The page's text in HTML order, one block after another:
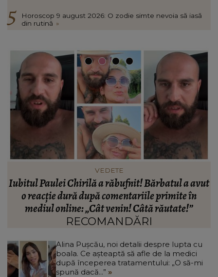
Horoscop 9 august 2026: O zodie simte nevoia să iasă
din rutină »
HOROSCOP
Horoscop 10 august 2026: O zodie trăiește intens
fiecare emoție
RECOMANDĂRI
Alina Pușcău, noi detalii despre lupta cu
boala. Ce așteaptă să afle de la medici
după începerea tratamentului: „O să-mi
spună dacă...”